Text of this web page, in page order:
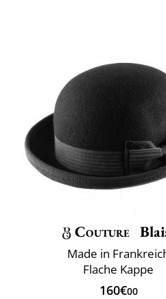
Couture
Made in
Flache Kappe
160€00